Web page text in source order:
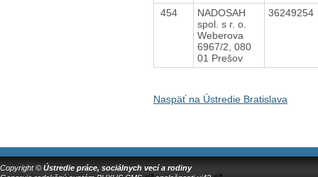
454
NADOSAH
spol. s r. o.
Weberova
6967/2, 080
01 Prešov
36249254
Naspäť na Ústredie Bratislava
Copyright © Ústredie práce, sociálnych vecí a rodiny